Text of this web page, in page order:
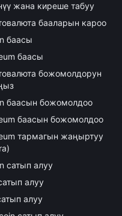
жана киреше табуу
бааларын кароо
баасы
баасы
божомолдорун
баасын божомолдоо
баасын божомолдоо
тармагын жаңыртуу
сатып алуу
алуу
алуу